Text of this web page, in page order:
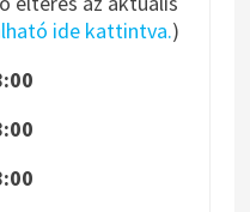
ide kattintva.)